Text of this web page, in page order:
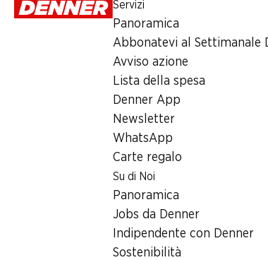
Servizi
Panoramica
Abbonatevi al Settimanale
Avviso azione
Lista della spesa
Denner App
Newsletter
WhatsApp
Carte regalo
Su di Noi
Panoramica
Jobs da Denner
Indipendente con Denner
Sostenibilità
1003554
Altri clienti hanno
SPECIAL